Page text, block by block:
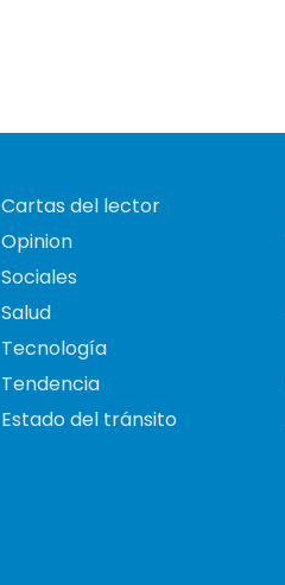
Cartas del lector
Opinion
Sociales
Salud
Tecnología
Tendencia
Estado del tránsito